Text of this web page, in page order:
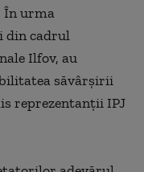
În urma
din cadrul
Ilfov, au
săvârşirii
reprezentanţii IPJ